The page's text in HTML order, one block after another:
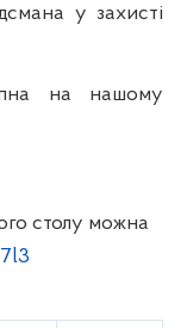
у захисті
на нашому
столу можна